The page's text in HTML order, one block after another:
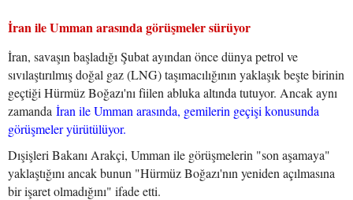
İran ile Umman arasında görüşmeler sürüyor
İran, savaşın başladığı Şubat ayından önce dünya petrol ve
sıvılaştırılmış doğal gaz (LNG) taşımacılığının yaklaşık beşte birinin
geçtiği Hürmüz Boğazı'nı fiilen abluka altında tutuyor. Ancak aynı
zamanda İran ile Umman arasında, gemilerin geçişi konusunda
görüşmeler yürütülüyor.
Dışişleri Bakanı Arakçi, Umman ile görüşmelerin "son aşamaya"
yaklaştığını ancak bunun "Hürmüz Boğazı'nın yeniden açılmasına
bir işaret olmadığını" ifade etti.